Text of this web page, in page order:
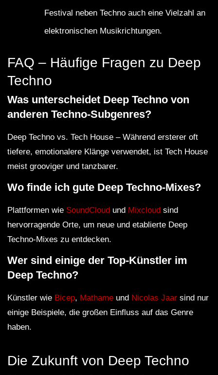
Festival neben Techno auch eine Vielzahl an
elektronischen Musikrichtungen.
FAQ – Häufige Fragen zu Deep
Techno
Was unterscheidet Deep Techno von
anderen Techno-Subgenres?
Deep Techno vs. Tech House – Während ersterer oft
tiefere, emotionalere Klänge verwendet, ist Tech House
meist grooviger und tanzbarer.
Wo finde ich gute Deep Techno-Mixes?
Plattformen wie SoundCloud und Mixcloud sind
hervorragende Orte, um neue und etablierte Deep
Techno-Mixes zu entdecken.
Wer sind einige der Top-Künstler im
Deep Techno?
Künstler wie Bicep, Mathame und Nicolas Jaar sind nur
einige Beispiele, die großen Einfluss auf das Genre
haben.
Die Zukunft von Deep Techno